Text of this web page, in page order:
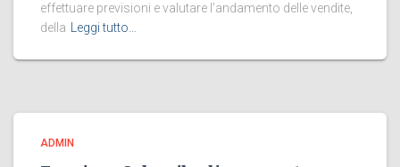
effettuare previsioni e valutare l’andamento delle vendite,
della
Leggi tutto…
ADMIN